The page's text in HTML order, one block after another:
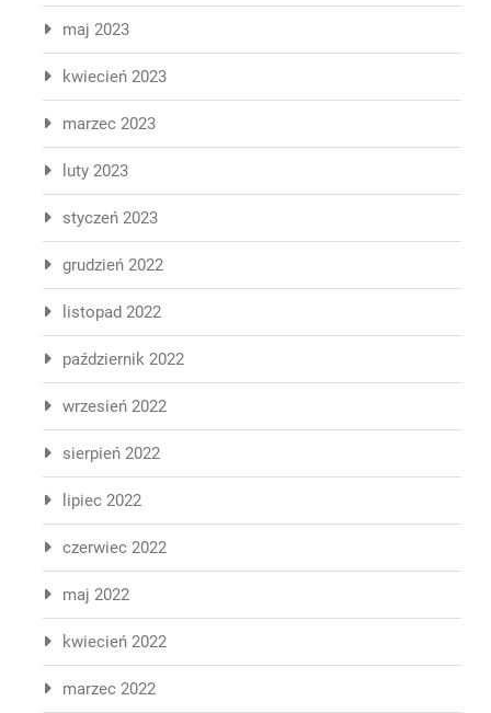
maj 2023
kwiecień 2023
marzec 2023
luty 2023
styczeń 2023
grudzień 2022
listopad 2022
październik 2022
wrzesień 2022
sierpień 2022
lipiec 2022
czerwiec 2022
maj 2022
kwiecień 2022
marzec 2022